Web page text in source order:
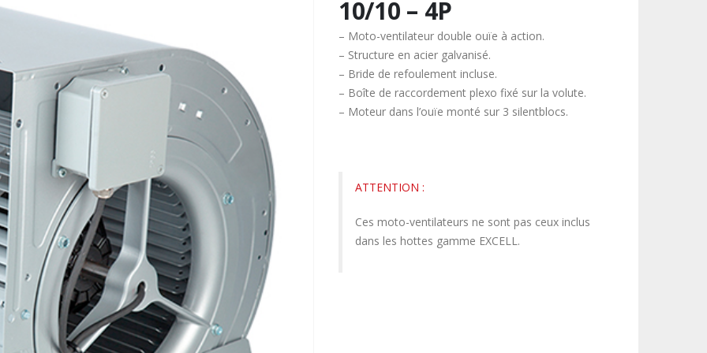
10/10 – 4P
– Moto-ventilateur double ouïe à action.
– Structure en acier galvanisé.
– Bride de refoulement incluse.
– Boîte de raccordement plexo fixé sur la volute.
– Moteur dans l’ouïe monté sur 3 silentblocs.
ATTENTION :
Ces moto-ventilateurs ne sont pas ceux inclus
dans les hottes gamme EXCELL.